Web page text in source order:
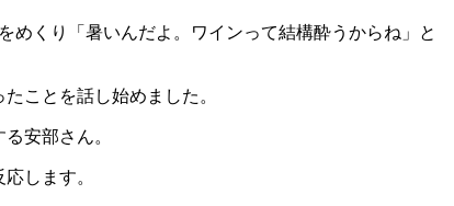
めくり「暑いんだよ。ワインって結構酔うからね」と
ことを話し始めました。
安部さん。
します。